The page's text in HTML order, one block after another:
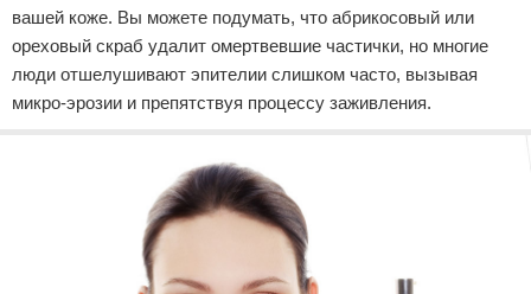
вашей коже. Вы можете подумать, что абрикосовый или
ореховый скраб удалит омертвевшие частички, но многие
люди отшелушивают эпителии слишком часто, вызывая
микро-эрозии и препятствуя процессу заживления.